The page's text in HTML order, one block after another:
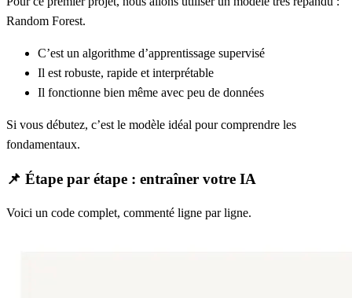
Random Forest.
C’est un algorithme d’apprentissage supervisé
Il est robuste, rapide et interprétable
Il fonctionne bien même avec peu de données
Si vous débutez, c’est le modèle idéal pour comprendre les
fondamentaux.
📌 Étape par étape : entraîner votre IA
Voici un code complet, commenté ligne par ligne.